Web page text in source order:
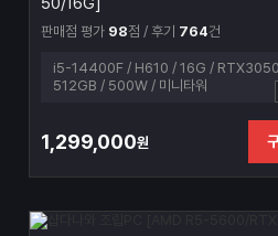
판매점 평가 98점 / 후기 764건
i5-14400F / H610 / 16G /
512GB / 500W / 미니타워
1,299,000원